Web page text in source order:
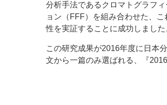
分析手法であるクロマトグラフ
ョン（ FFF）を組み合わせた、
性を実証することに成功しました
この研究成果が2016年度に日本
文から一篇のみ選ばれる、『2016